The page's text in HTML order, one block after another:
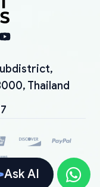
Ask AI
Thailand